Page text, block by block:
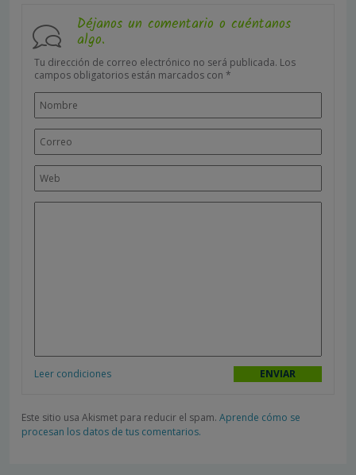
Déjanos un comentario o cuéntanos
algo.
Tu dirección de correo electrónico no será publicada. Los
campos obligatorios están marcados con *
Leer condiciones
Este sitio usa Akismet para reducir el spam. Aprende cómo se
procesan los datos de tus comentarios.